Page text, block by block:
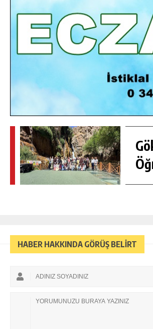
HABER HAKKINDA GÖRÜŞ BELİRT
GÜNLÜK HABER
GÖKSUN HAFIZLIK KIZ
ÖĞRENCILERINE DARENDE